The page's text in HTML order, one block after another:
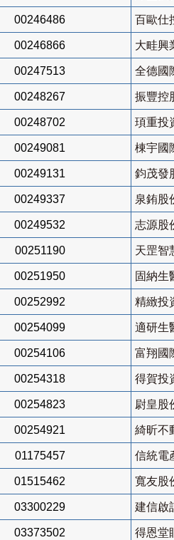
00246486 百歐仕
00246866 大畦興
00247513 全德國
00248267 振豐控
00248702 頊重投
00249081 棟宇國
00249131 鈞茂發
00249337 泉銪股
00249532 志源股
00251190 天罡智
00251950 固納生
00252992 精緻投
00254099 適研生
00254106 富翔國
00254318 得賀投
00254823 尉皇股
00254921 綺昕不
01175457 信統電
01515462 寬友股
03300229 建信啟
03373502 得恩堂